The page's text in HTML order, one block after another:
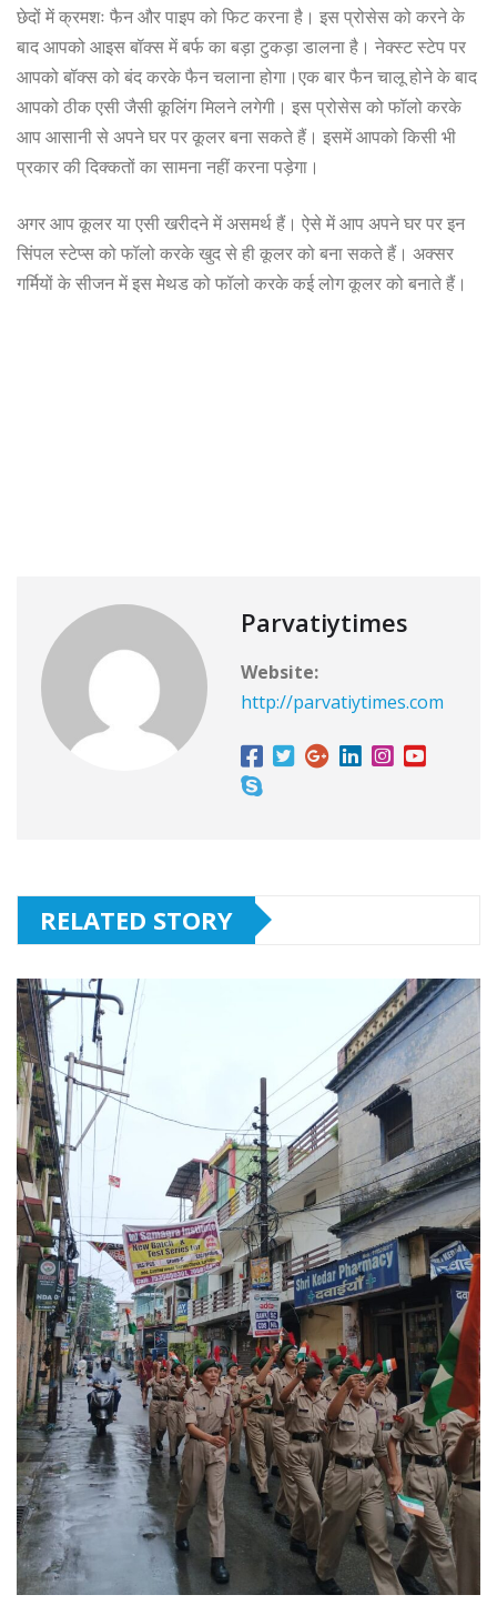
छेदों में क्रमशः फैन और पाइप को फिट करना है। इस प्रोसेस को करने के
बाद आपको आइस बॉक्स में बर्फ का बड़ा टुकड़ा डालना है। नेक्स्ट स्टेप पर
आपको बॉक्स को बंद करके फैन चलाना होगा।एक बार फैन चालू होने के बाद
आपको ठीक एसी जैसी कूलिंग मिलने लगेगी। इस प्रोसेस को फॉलो करके
आप आसानी से अपने घर पर कूलर बना सकते हैं। इसमें आपको किसी भी
प्रकार की दिक्कतों का सामना नहीं करना पड़ेगा।
अगर आप कूलर या एसी खरीदने में असमर्थ हैं। ऐसे में आप अपने घर पर इन
सिंपल स्टेप्स को फॉलो करके खुद से ही कूलर को बना सकते हैं। अक्सर
गर्मियों के सीजन में इस मेथड को फॉलो करके कई लोग कूलर को बनाते हैं।
Parvatiytimes
Website:
http://parvatiytimes.com
RELATED STORY